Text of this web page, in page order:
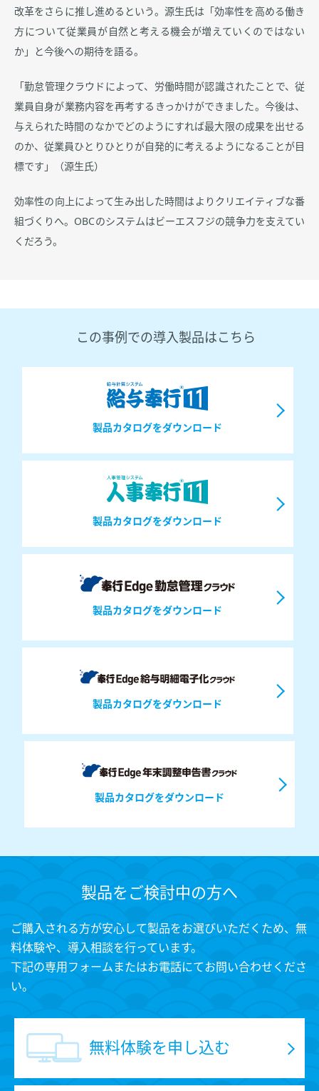
改革をさらに推し進めるという。源生氏は「効率性を高める働き
方について従業員が自然と考える機会が増えていくのではない
か」と今後への期待を語る。
「勤怠管理クラウドによって、労働時間が認識されたことで、従
業員自身が業務内容を再考するきっかけができました。今後は、
与えられた時間のなかでどのようにすれば最大限の成果を出せる
のか、従業員ひとりひとりが自発的に考えるようになることが目
標です」（源生氏）
効率性の向上によって生み出した時間はよりクリエイティブな番
組づくりへ。OBCのシステムはビーエスフジの競争力を支えてい
くだろう。
この事例での導入製品はこちら
製品カタログをダウンロード
製品カタログをダウンロード
製品カタログをダウンロード
製品カタログをダウンロード
製品カタログをダウンロード
製品をご検討中の方へ
ご購入される方が安心して製品をお選びいただくため、無
料体験や、導入相談を行っています。
下記の専用フォームまたはお電話にてお問い合わせくださ
い。
無料体験を申し込む